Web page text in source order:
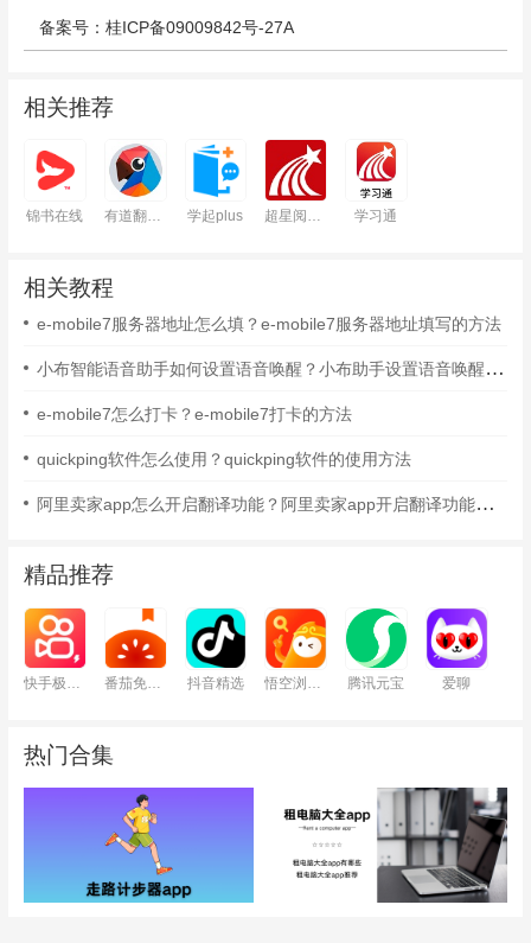
备案号：桂ICP备09009842号-27A
相关推荐
锦书在线 有道翻译官 学起plus 超星阅读器 学习通
相关教程
e-mobile7服务器地址怎么填？e-mobile7服务器地址填写的方法
小布智能语音助手如何设置语音唤醒？小布助手设置语音唤醒的方法
e-mobile7怎么打卡？e-mobile7打卡的方法
quickping软件怎么使用？quickping软件的使用方法
阿里卖家app怎么开启翻译功能？阿里卖家app开启翻译功能的方法
精品推荐
快手极速版 番茄免费小说 抖音精选 悟空浏览器 腾讯元宝 爱聊
热门合集